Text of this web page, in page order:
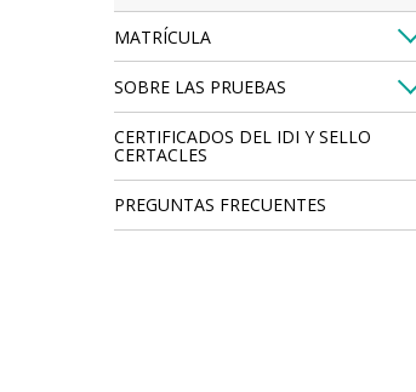
MATRÍCULA
SOBRE LAS PRUEBAS
CERTIFICADOS DEL IDI Y SELLO
CERTACLES
PREGUNTAS FRECUENTES